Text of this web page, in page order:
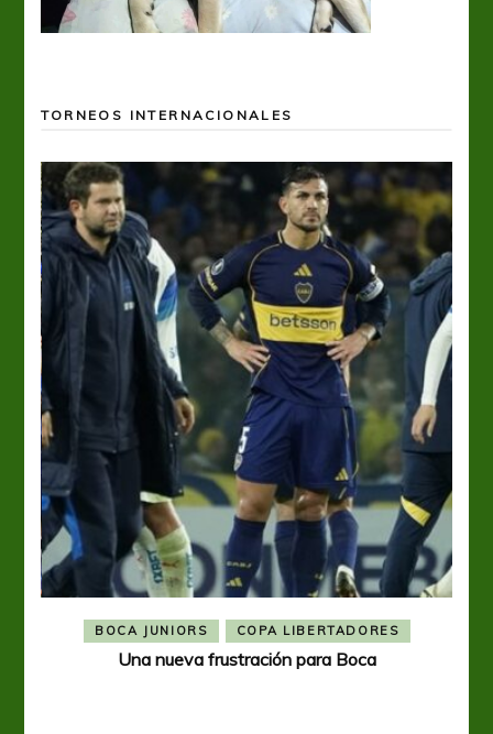
TORNEOS INTERNACIONALES
BOCA JUNIORS COPA LIBERTADORES
Una nueva frustración para Boca